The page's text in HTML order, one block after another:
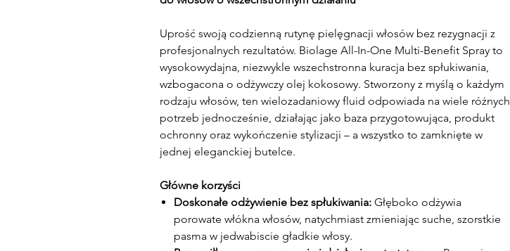
Uprość swoją codzienną rutynę pielęgnacji włosów bez rezygnacji z
profesjonalnych rezultatów. Biolage All-In-One Multi-Benefit Spray to
wysokowydajna, niezwykle wszechstronna kuracja bez spłukiwania,
wzbogacona o odżywczy olej kokosowy. Stworzony z myślą o każdym
rodzaju włosów, ten wielozadaniowy fluid odpowiada na wiele różnych
potrzeb jednocześnie, działając jako baza przygotowująca, produkt
ochronny oraz wykończenie stylizacji – a wszystko to zamknięte w
jednej eleganckiej butelce.
Główne korzyści
Doskonałe odżywienie bez spłukiwania: Głęboko odżywia
porowate włókna włosów, natychmiast zmieniając suche, szorstkie
pasma w jedwabiscie gładkie włosy.